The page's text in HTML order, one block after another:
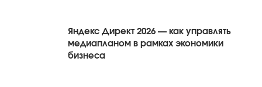
Яндекс Директ 2026 — как управлять
медиапланом в рамках экономики
бизнеса